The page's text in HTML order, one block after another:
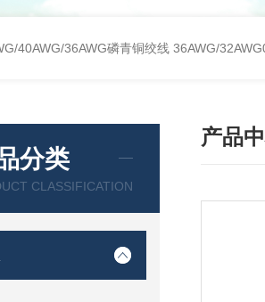
40AWG/36AWG磷青铜绞线 36AWG/
分类
CLASSIFICATION
产品